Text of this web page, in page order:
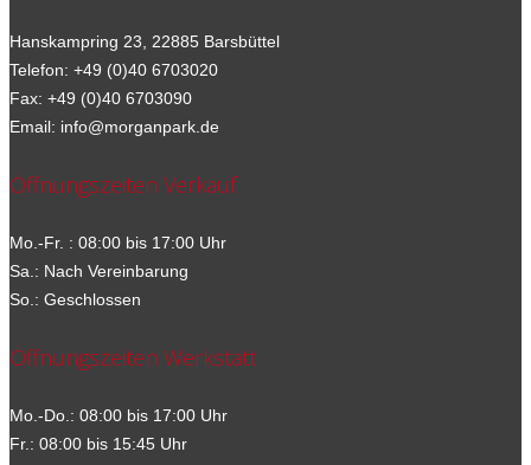
Hanskampring 23, 22885 Barsbüttel
Telefon: +49 (0)40 6703020
Fax: +49 (0)40 6703090
Email: info@morganpark.de
Öffnungszeiten Verkauf
Mo.-Fr. : 08:00 bis 17:00 Uhr
Sa.: Nach Vereinbarung
So.: Geschlossen
Öffnungszeiten Werkstatt
Mo.-Do.: 08:00 bis 17:00 Uhr
Fr.: 08:00 bis 15:45 Uhr